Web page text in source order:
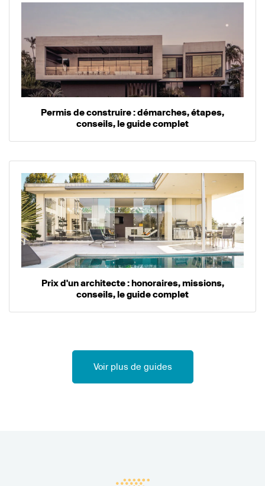
Permis de construire : démarches, étapes,
conseils, le guide complet
Prix d'un architecte : honoraires, missions,
conseils, le guide complet
Voir plus de guides